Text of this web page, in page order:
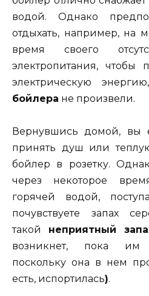
водой. Однако
отдыхать, например, на
время своего
электропитания, чтобы
электрическую
бойлера не произвели.
Вернувшись домой, вы
принять душ или
бойлер в розетку.
через некоторое
горячей водой,
почувствуете запах
такой неприятный
возникнет, пока им
поскольку она в нем
есть, испортилась).